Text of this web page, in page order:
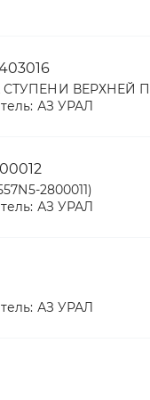
ВЕРХНЕЙ
АЗ УРАЛ
2800011)
АЗ УРАЛ
АЗ УРАЛ